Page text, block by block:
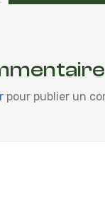
pour publier un